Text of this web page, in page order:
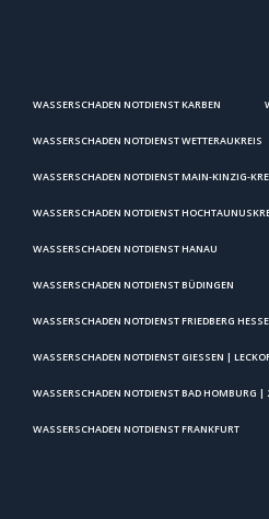
WASSERSCHADEN NOTDIENST KARBEN
WASSERSCHADEN NOTDIENST WETTERAUKREIS
WASSERSCHADEN NOTDIENST MAIN-KINZIG-
WASSERSCHADEN NOTDIENST
WASSERSCHADEN NOTDIENST HANAU
WASSERSCHADEN NOTDIENST BÜDINGEN
WASSERSCHADEN NOTDIENST FRIEDBERG
WASSERSCHADEN NOTDIENST GIESSEN |
WASSERSCHADEN NOTDIENST BAD HOMBURG
WASSERSCHADEN NOTDIENST FRANKFURT